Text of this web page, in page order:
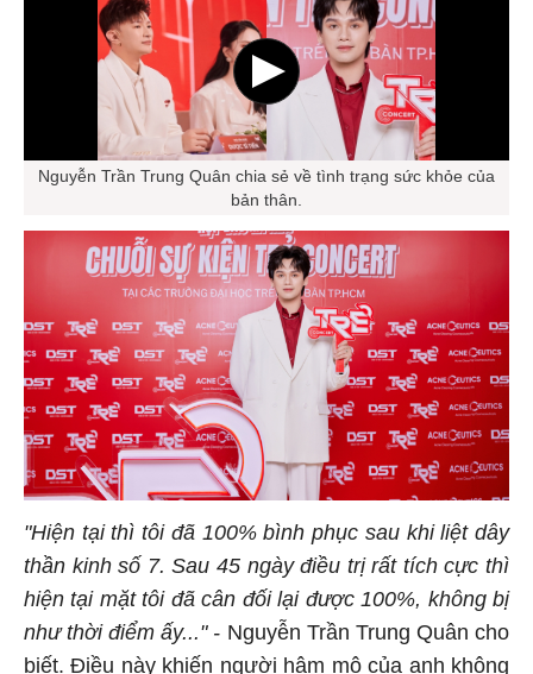
Nguyễn Trần Trung Quân chia sẻ về tình trạng sức khỏe của
bản thân.
"Hiện tại thì tôi đã 100% bình phục sau khi liệt dây
thần kinh số 7. Sau 45 ngày điều trị rất tích cực thì
hiện tại mặt tôi đã cân đối lại được 100%, không bị
như thời điểm ấy..." - Nguyễn Trần Trung Quân cho
biết. Điều này khiến người hâm mộ của anh không